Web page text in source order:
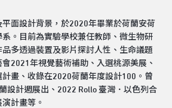
面設計背景，於2020年畢業於荷蘭安荷
。目前為實驗學校兼任教師、微生物研
多透過裝置及影片探討人性、生命議題
2021年視覺藝術補助、入選桃源美展、
畫、收錄在2020荷蘭年度設計100。曾
設計週展出、2022 Rollo 臺灣．以色列合
計畫等。